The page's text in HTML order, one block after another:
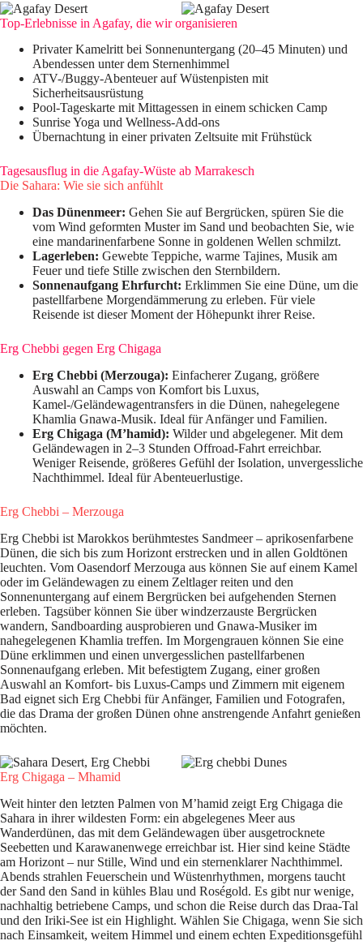
Top-Erlebnisse in Agafay, die wir organisieren
Privater Kamelritt bei Sonnenuntergang (20–45 Minuten) und
Abendessen unter dem Sternenhimmel
ATV-/Buggy-Abenteuer auf Wüstenpisten mit
Sicherheitsausrüstung
Pool-Tageskarte mit Mittagessen in einem schicken Camp
Sunrise Yoga und Wellness-Add-ons
Übernachtung in einer privaten Zeltsuite mit Frühstück
Tagesausflug in die Agafay-Wüste ab Marrakesch
Die Sahara: Wie sie sich anfühlt
Das Dünenmeer: Gehen Sie auf Bergrücken, spüren Sie die
vom Wind geformten Muster im Sand und beobachten Sie, wie
eine mandarinenfarbene Sonne in goldenen Wellen schmilzt.
Lagerleben: Gewebte Teppiche, warme Tajines, Musik am
Feuer und tiefe Stille zwischen den Sternbildern.
Sonnenaufgang Ehrfurcht: Erklimmen Sie eine Düne, um die
pastellfarbene Morgendämmerung zu erleben. Für viele
Reisende ist dieser Moment der Höhepunkt ihrer Reise.
Erg Chebbi gegen Erg Chigaga
Erg Chebbi (Merzouga): Einfacherer Zugang, größere
Auswahl an Camps von Komfort bis Luxus,
Kamel-/Geländewagentransfers in die Dünen, nahegelegene
Khamlia Gnawa-Musik. Ideal für Anfänger und Familien.
Erg Chigaga (M’hamid): Wilder und abgelegener. Mit dem
Geländewagen in 2–3 Stunden Offroad-Fahrt erreichbar.
Weniger Reisende, größeres Gefühl der Isolation, unvergessliche
Nachthimmel. Ideal für Abenteuerlustige.
Erg Chebbi – Merzouga
Erg Chebbi ist Marokkos berühmtestes Sandmeer – aprikosenfarbene
Dünen, die sich bis zum Horizont erstrecken und in allen Goldtönen
leuchten. Vom Oasendorf Merzouga aus können Sie auf einem Kamel
oder im Geländewagen zu einem Zeltlager reiten und den
Sonnenuntergang auf einem Bergrücken bei aufgehenden Sternen
erleben. Tagsüber können Sie über windzerzauste Bergrücken
wandern, Sandboarding ausprobieren und Gnawa-Musiker im
nahegelegenen Khamlia treffen. Im Morgengrauen können Sie eine
Düne erklimmen und einen unvergesslichen pastellfarbenen
Sonnenaufgang erleben. Mit befestigtem Zugang, einer großen
Auswahl an Komfort- bis Luxus-Camps und Zimmern mit eigenem
Bad eignet sich Erg Chebbi für Anfänger, Familien und Fotografen,
die das Drama der großen Dünen ohne anstrengende Anfahrt genießen
möchten.
Erg Chigaga – Mhamid
Weit hinter den letzten Palmen von M’hamid zeigt Erg Chigaga die
Sahara in ihrer wildesten Form: ein abgelegenes Meer aus
Wanderdünen, das mit dem Geländewagen über ausgetrocknete
Seebetten und Karawanenwege erreichbar ist. Hier sind keine Städte
am Horizont – nur Stille, Wind und ein sternenklarer Nachthimmel.
Abends strahlen Feuerschein und Wüstenrhythmen, morgens taucht
der Sand den Sand in kühles Blau und Roségold. Es gibt nur wenige,
nachhaltig betriebene Camps, und schon die Reise durch das Draa-Tal
und den Iriki-See ist ein Highlight. Wählen Sie Chigaga, wenn Sie sich
nach Einsamkeit, weitem Himmel und einem echten Expeditionsgefühl